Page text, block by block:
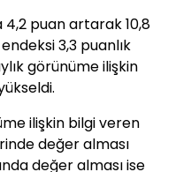
puan artarak 10,8
3,3 puanlık
görünüme ilişkin
ilişkin bilgi veren
değer alması
değer alması ise